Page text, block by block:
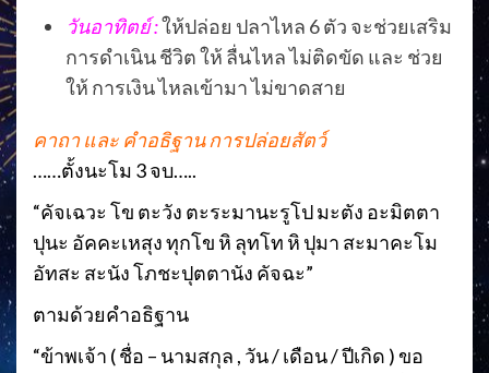
วันอาทิตย์ :ให้ปล่อย ปลาไหล 6 ตัว จะช่วยเสริม
การดำเนิน ชีวิต ให้ ลื่นไหล ไม่ติดขัด และ ช่วย
ให้ การเงิน ไหลเข้ามา ไม่ขาดสาย
คาถา และ คำอธิฐาน การปล่อยสัตว์
……ตั้งนะโม 3 จบ…..
“คัจเฉวะ โข ตะวัง ตะระมานะรูโป มะตัง อะมิตตา
ปุนะ อัคคะเหสุง ทุกโข หิ ลุทโท หิ ปุมา สะมาคะโม
อัทสะ สะนัง โภชะปุตตานัง คัจฉะ”
ตามด้วยคำอธิฐาน
“ข้าพเจ้า ( ชื่อ – นามสกุล , วัน / เดือน / ปีเกิด ) ขอ